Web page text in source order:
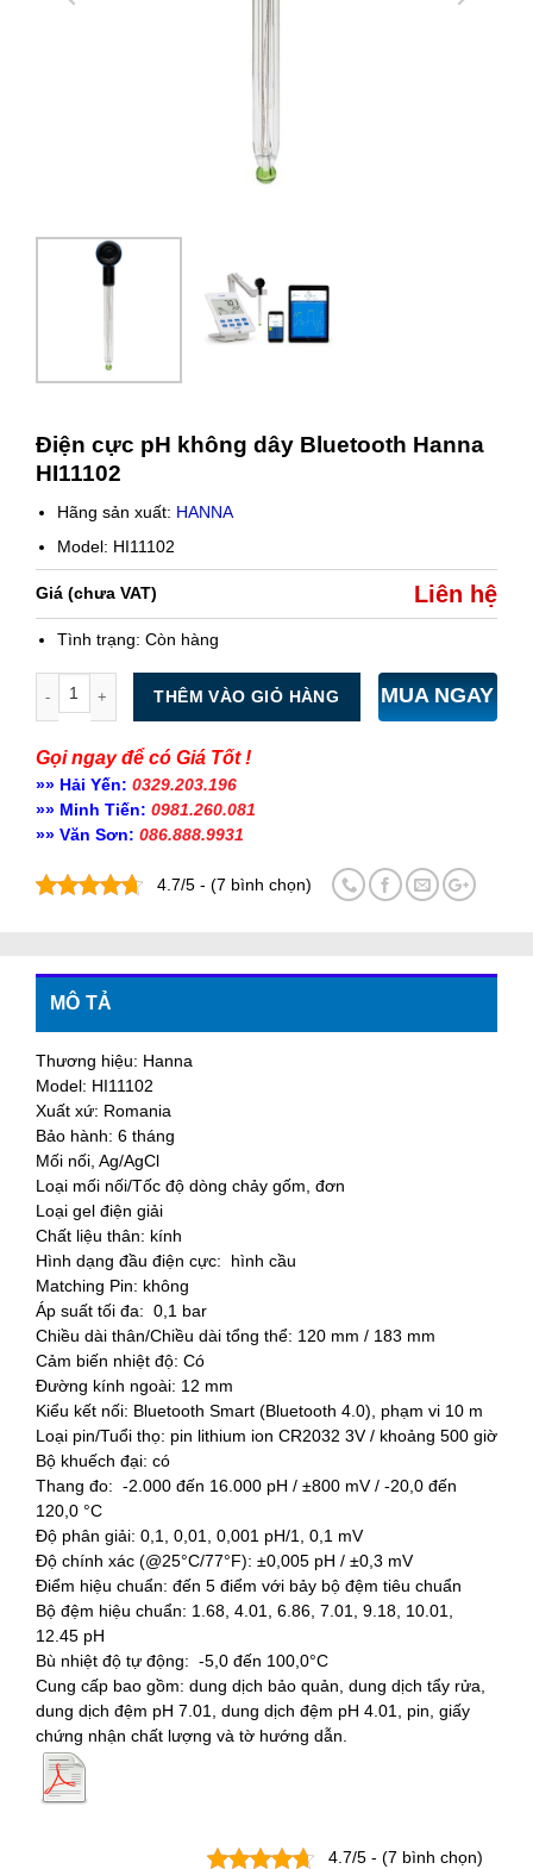
Điện cực pH không dây Bluetooth Hanna
HI11102
Hãng sản xuất: HANNA
Model: HI11102
Giá (chưa VAT) Liên hệ
Tình trạng: Còn hàng
THÊM VÀO GIỎ HÀNG MUA NGAY
Gọi ngay để có Giá Tốt !
»» Hải Yến: 0329.203.196
»» Minh Tiến: 0981.260.081
»» Văn Sơn: 086.888.9931
4.7/5 - (7 bình chọn)
MÔ TẢ
Thương hiệu: Hanna
Model: HI11102
Xuất xứ: Romania
Bảo hành: 6 tháng
Mối nối, Ag/AgCl
Loại mối nối/Tốc độ dòng chảy gốm, đơn
Loại gel điện giải
Chất liệu thân: kính
Hình dạng đầu điện cực: hình cầu
Matching Pin: không
Áp suất tối đa: 0,1 bar
Chiều dài thân/Chiều dài tổng thể: 120 mm / 183 mm
Cảm biến nhiệt độ: Có
Đường kính ngoài: 12 mm
Kiểu kết nối: Bluetooth Smart (Bluetooth 4.0), phạm vi 10 m
Loại pin/Tuổi thọ: pin lithium ion CR2032 3V / khoảng 500 giờ
Bộ khuếch đại: có
Thang đo: -2.000 đến 16.000 pH / ±800 mV / -20,0 đến
120,0 °C
Độ phân giải: 0,1, 0,01, 0,001 pH/1, 0,1 mV
Độ chính xác (@25°C/77°F): ±0,005 pH / ±0,3 mV
Điểm hiệu chuẩn: đến 5 điểm với bảy bộ đệm tiêu chuẩn
Bộ đệm hiệu chuẩn: 1.68, 4.01, 6.86, 7.01, 9.18, 10.01,
12.45 pH
Bù nhiệt độ tự động: -5,0 đến 100,0°C
Cung cấp bao gồm: dung dịch bảo quản, dung dịch tẩy rửa,
dung dịch đệm pH 7.01, dung dịch đệm pH 4.01, pin, giấy
chứng nhận chất lượng và tờ hướng dẫn.
4.7/5 - (7 bình chọn)